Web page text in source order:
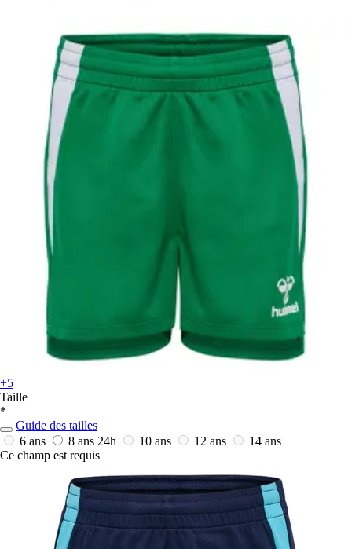
+5
Taille
*
Guide des tailles
6 ans
8 ans 24h 10 ans 12 ans
14 ans
Ce champ est requis